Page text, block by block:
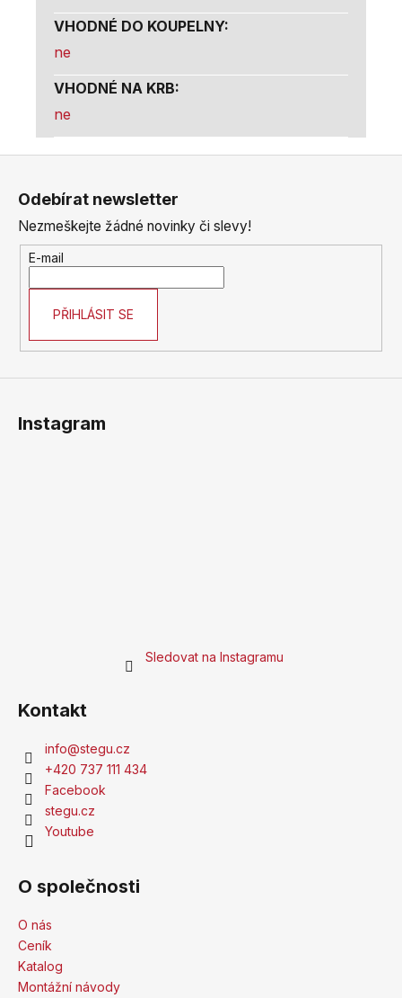
VHODNÉ DO KOUPELNY:
ne
VHODNÉ NA KRB:
ne
Odebírat newsletter
Nezmeškejte žádné novinky či slevy!
E-mail
PŘIHLÁSIT SE
Instagram
Sledovat na Instagramu
Kontakt
info@stegu.cz
+420 737 111 434
Facebook
stegu.cz
Youtube
O společnosti
O nás
Ceník
Katalog
Montážní návody